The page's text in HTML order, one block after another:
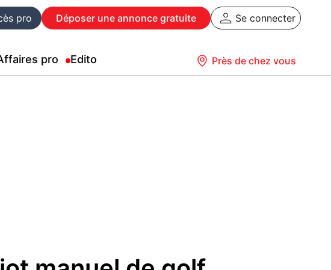
pro Déposer une annonce gratuite Se connecter
pro Edito Près de chez vous